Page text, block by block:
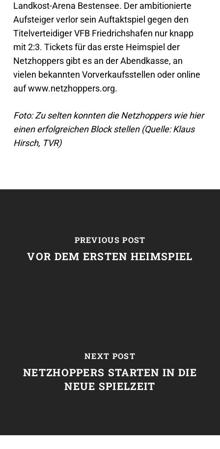
Landkost-Arena Bestensee. Der ambitionierte
Aufsteiger verlor sein Auftaktspiel gegen den
Titelverteidiger VFB Friedrichshafen nur knapp
mit 2:3. Tickets für das erste Heimspiel der
Netzhoppers gibt es an der Abendkasse, an
vielen bekannten Vorverkaufsstellen oder online
auf www.netzhoppers.org.
Foto: Zu selten konnten die Netzhoppers wie hier
einen erfolgreichen Block stellen (Quelle: Klaus
Hirsch, TVR)
PREVIOUS POST
VOR DEM ERSTEN HEIMSPIEL
NEXT POST
NETZHOPPERS STARTEN IN DIE
NEUE SPIELZEIT